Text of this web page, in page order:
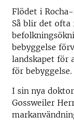
Flödet i
Så blir det ofta
bebyggelse
landskapet för
för bebyggelse.
I sin nya
Gossweiler